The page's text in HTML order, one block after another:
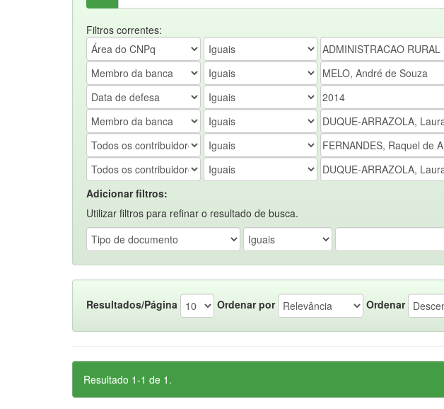
Filtros correntes:
Adicionar filtros:
Utilizar filtros para refinar o resultado de busca.
Resultados/Página Ordenar por Ordenar
Resultado 1-1 de 1.